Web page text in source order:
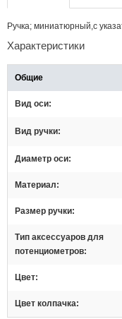
Ручка; миниатюрный,с
Характеристики
Общие
Вид оси
Вид ручки
Диаметр оси
Материал
Размер ручки
Тип аксессуаров для
потенциометров
Цвет
Цвет колпачка